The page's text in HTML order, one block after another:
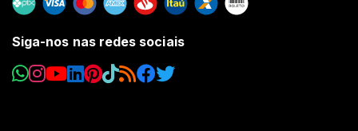
Siga-nos nas redes sociais